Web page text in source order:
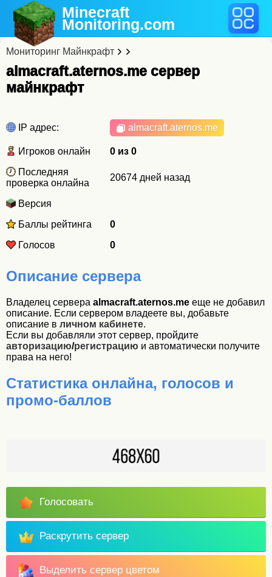
Minecraft
Monitoring.com
Мониторинг Майнкрафт
almacraft.aternos.me cервер
майнкрафт
IP адрес: almacraft.aternos.me
Игроков онлайн
0 из 0
Последняя
проверка онлайна
20674 дней назад
Версия
Баллы рейтинга
0
Голосов
0
Описание сервера
Владелец сервера almacraft.aternos.me еще не добавил
описание. Если сервером владеете вы, добавьте
описание в личном кабинете.
Если вы добавляли этот сервер, пройдите
авторизацию/регистрацию и автоматически получите
права на него!
Статистика онлайна, голосов и
промо-баллов
Голосовать
Раскрутить сервер
Выделить сервер цветом